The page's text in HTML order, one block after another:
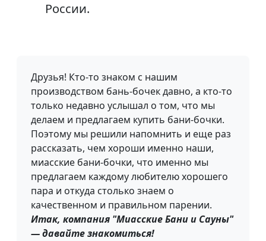
России.
Друзья! Кто-то знаком с нашим
производством бань-бочек давно, а кто-то
только недавно услышал о том, что мы
делаем и предлагаем купить бани-бочки.
Поэтому мы решили напомнить и еще раз
рассказать, чем хороши именно наши,
миасские бани-бочки, что именно мы
предлагаем каждому любителю хорошего
пара и откуда столько знаем о
качественном и правильном парении.
Итак, компания "Миасские Бани и Сауны"
— давайте знакомиться!